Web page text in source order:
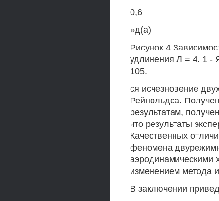
0,6
»д(а)
Рисунок 4
удлинения Л = 4. 1 -
105.
ся исчезновение
Рейнольдса.
результатам,
что результаты
Качественных
феномена
аэродинамическими
изменением метода
В заключении